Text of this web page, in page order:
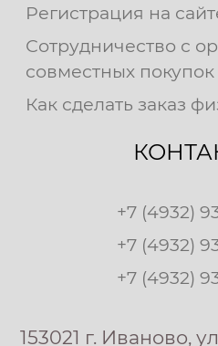
Регистрация на
Сотрудничество с
совместных покупок
Как сделать заказ
+7 (4932)
+7 (4932)
+7 (4932)
153021 г. Иваново,